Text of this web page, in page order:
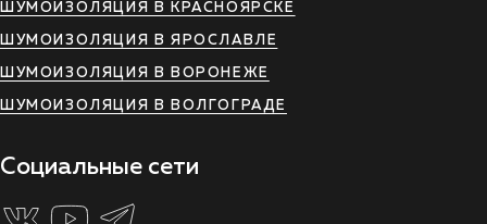
ШУМОИЗОЛЯЦИЯ В КРАСНОЯРСКЕ
ШУМОИЗОЛЯЦИЯ В ЯРОСЛАВЛЕ
ШУМОИЗОЛЯЦИЯ В ВОРОНЕЖЕ
ШУМОИЗОЛЯЦИЯ В ВОЛГОГРАДЕ
Социальные сети